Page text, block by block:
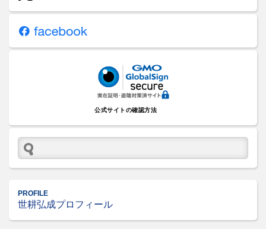
公式サイトの確認方法
PROFILE
世耕弘成プロフィール